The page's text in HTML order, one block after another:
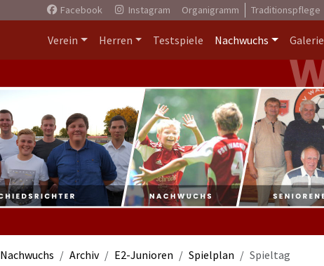
Facebook Instagram Organigramm Traditionspflege
Verein Herren Testspiele Nachwuchs Galerie
Nachwuchs Archiv E2-Junioren Spielplan Spieltag